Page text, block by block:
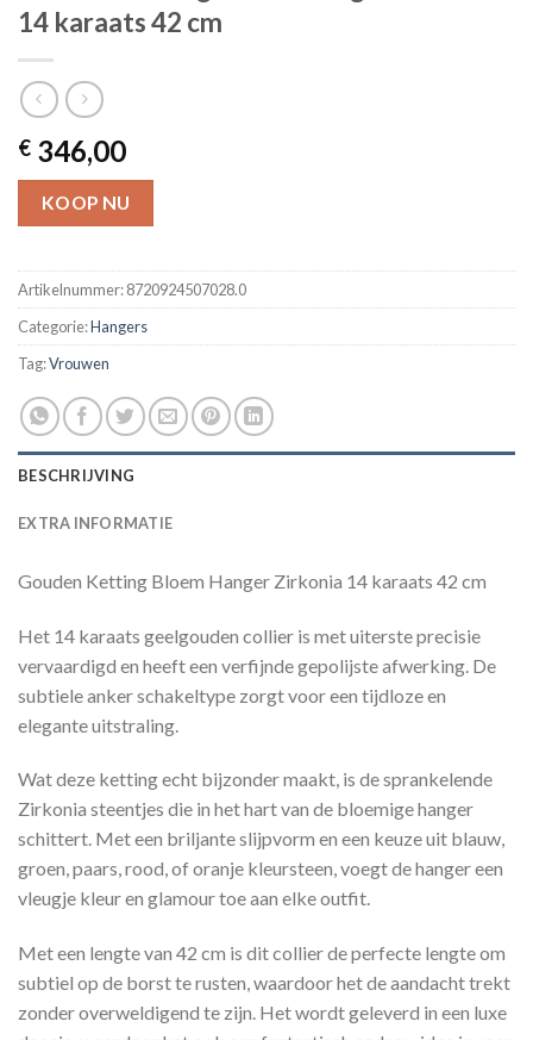
14 karaats 42 cm
€ 346,00
KOOP NU
Artikelnummer:8720924507028.0
Categorie:Hangers
Tag:Vrouwen
BESCHRIJVING
EXTRA INFORMATIE
Gouden Ketting Bloem Hanger Zirkonia 14 karaats 42 cm
Het 14 karaats geelgouden collier is met uiterste precisie
vervaardigd en heeft een verfijnde gepolijste afwerking. De
subtiele anker schakeltype zorgt voor een tijdloze en
elegante uitstraling.
Wat deze ketting echt bijzonder maakt, is de sprankelende
Zirkonia steentjes die in het hart van de bloemige hanger
schittert. Met een briljante slijpvorm en een keuze uit blauw,
groen, paars, rood, of oranje kleursteen, voegt de hanger een
vleugje kleur en glamour toe aan elke outfit.
Met een lengte van 42 cm is dit collier de perfecte lengte om
subtiel op de borst te rusten, waardoor het de aandacht trekt
zonder overweldigend te zijn. Het wordt geleverd in een luxe